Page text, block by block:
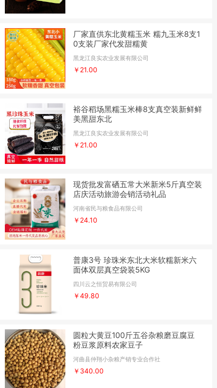
厂家直供东北黄糯玉米 糯九玉米8支1
0支装厂家代发甜糯黄
黑龙江良实农业发展有限公司
￥21.00
裕谷稻场黑糯玉米棒8支真空装新鲜鲜
美黑甜东北
黑龙江良实农业发展有限公司
￥21.00
现货批发富硒五常大米新米5斤真空装
店庆活动旅游会销活动礼品
河南省民与粮食品有限公司
￥24.10
普康3号 珍珠米东北大米软糯新米六
面体双层真空袋装5KG
四川云之恒贸易有限公司
￥49.80
圆粒大黄豆100斤五谷杂粮磨豆腐豆
粉豆浆原料农家豆子
河曲县仲翔小杂粮产销专业合作社
￥340.00